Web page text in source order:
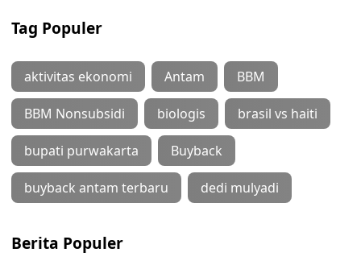
Tag Populer
aktivitas ekonomi Antam BBM
BBM Nonsubsidi biologis brasil vs haiti
bupati purwakarta Buyback
buyback antam terbaru dedi mulyadi
Berita Populer